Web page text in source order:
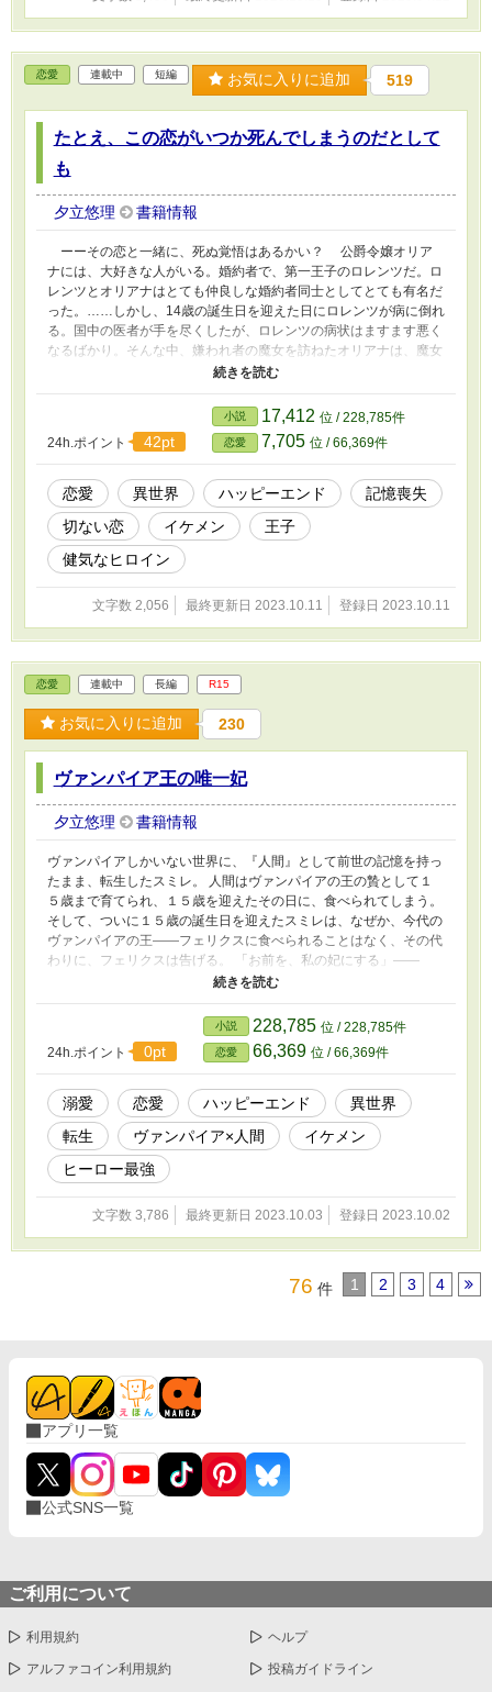
恋愛 連載中 短編 お気に入りに追加 519
たとえ、この恋がいつか死んでしまうのだとして
も
夕立悠理 書籍情報
ーーその恋と一緒に、死ぬ覚悟はあるかい？ 公爵令嬢オリア
ナには、大好きな人がいる。婚約者で、第一王子のロレンツだ。ロ
レンツとオリアナはとても仲良しな婚約者同士としてとても有名だ
った。……しかし、14歳の誕生日を迎えた日にロレンツが病に倒れ
る。国中の医者が手を尽くしたが、ロレンツの病状はますます悪く
なるばかり。そんな中、嫌われ者の魔女を訪ねたオリアナは、魔女
に薬を作ってくれと頼む。すると、魔女は薬と引き換えに、オリア
忘れられたオリアナは、平民のアナとして生きていた。一方、結婚
適齢期を迎えたロレンツは、婚約者を探していて……。 大好きな
人を救うため周囲から忘れられた元公爵令嬢×心にぽっかり穴が空
いてしまった第一王子
24h.ポイント 42pt
小説 17,412 位 / 228,785件
恋愛 7,705 位 / 66,369件
恋愛 異世界 ハッピーエンド
記憶喪失
切ない恋
イケメン
王子
健気なヒロイン
文字数 2,056 最終更新日 2023.10.11 登録日 2023.10.11
恋愛 連載中 長編 R15
お気に入りに追加 230
ヴァンパイア王の唯一妃
夕立悠理 書籍情報
ヴァンパイアしかいない世界に、『人間』として前世の記憶を持っ
たまま、転生したスミレ。 人間はヴァンパイアの王の贄として１
５歳まで育てられ、１５歳を迎えたその日に、食べられてしまう。
そして、ついに１５歳の誕生日を迎えたスミレは、なぜか、今代の
ヴァンパイアの王――フェリクスに食べられることはなく、その代
わりに、フェリクスは告げる。 「お前を、私の妃にする」――
と。不遇（物質的には満たされた）生活を送っていた転生少女とヴ
ァンパイアの王のいずれは世界を変える、恋の、話。
24h.ポイント 0pt
小説 228,785 位 / 228,785件
恋愛 66,369 位 / 66,369件
溺愛 恋愛 ハッピーエンド
異世界
転生
ヴァンパイア×人間
イケメン
ヒーロー最強
文字数 3,786 最終更新日 2023.10.03 登録日 2023.10.02
76 件 1 2 3 4
アプリ一覧
公式SNS一覧
ご利用について
利用規約 ヘルプ
アルファコイン利用規約 投稿ガイドライン